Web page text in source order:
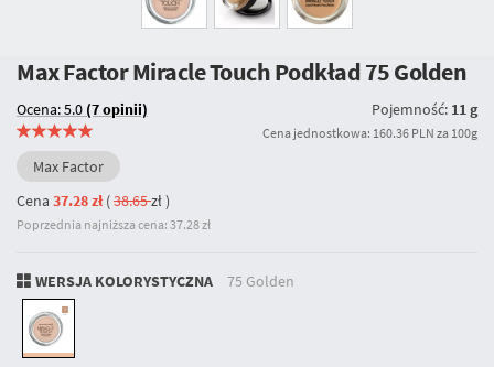
Max Factor Miracle Touch Podkład75 Golden
Ocena: 5.0 (7 opinii) Pojemność: 11 g
Cena jednostkowa: 160.36 PLN za 100g
Max Factor
Cena 37.28 zł(38.65zł)
Poprzednia najniższa cena: 37.28 zł
WERSJA KOLORYSTYCZNA 75 Golden